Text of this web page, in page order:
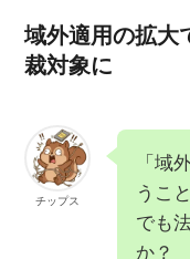
域外適用の拡大
裁対象に
チップス
「域
うこ
でも
か？